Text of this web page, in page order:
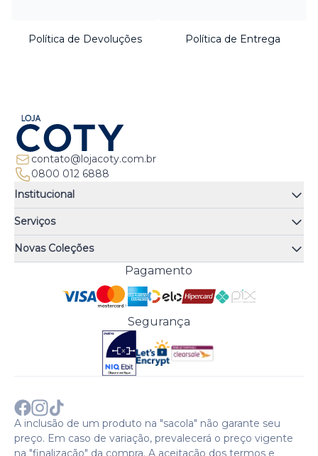
Política de Devoluções Política de Entrega
contato@lojacoty.com.br
0800 012 6888
Institucional
Quem somos
Quiz de fragrâncias
Trocas e Devoluções
Troque Fácil
Perguntas Frequentes
Política de Pagamento
Política de Entrega
Política de Privacidade
Comprar com CNPJ?
Sobre a COTY no mundo
Serviços
Atendimento
Meus Pedidos
Trabalhe Conosco
Preferências de Cookies
Novas Coleções
Cenoura & Bronze
Pagamento
Segurança
A inclusão de um produto na "sacola" não garante seu
preço. Em caso de variação, prevalecerá o preço vigente
na "finalização" da compra. A aceitação dos termos e